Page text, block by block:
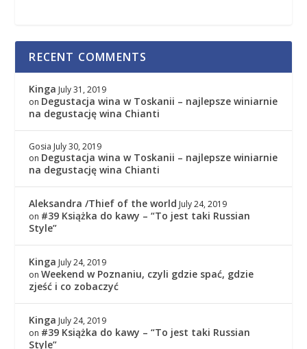
RECENT COMMENTS
Kinga July 31, 2019
on Degustacja wina w Toskanii – najlepsze winiarnie
na degustację wina Chianti
Gosia July 30, 2019
on Degustacja wina w Toskanii – najlepsze winiarnie
na degustację wina Chianti
Aleksandra /Thief of the world July 24, 2019
on #39 Książka do kawy – “To jest taki Russian
Style”
Kinga July 24, 2019
onWeekend w Poznaniu, czyli gdzie spać, gdzie
zjeść i co zobaczyć
Kinga July 24, 2019
on #39 Książka do kawy – “To jest taki Russian
Style”